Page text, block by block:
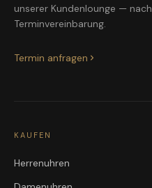
unserer Kundenlounge — nach
Terminvereinbarung.
Termin anfragen
KAUFEN
Herrenuhren